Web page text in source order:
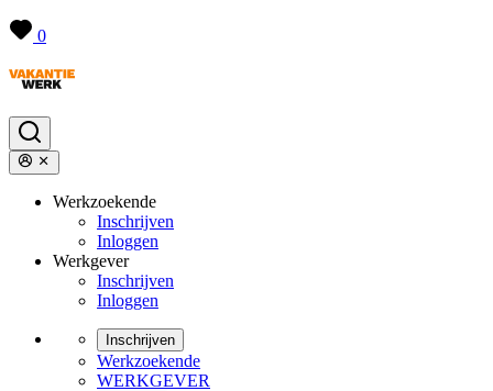
0
Werkzoekende
Inschrijven
Inloggen
Werkgever
Inschrijven
Inloggen
Inschrijven
Werkzoekende
WERKGEVER